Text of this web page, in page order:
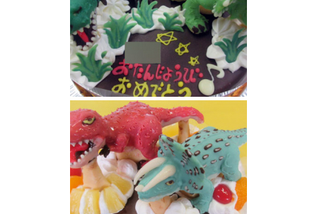
ティサノサウルスとトリケラトプス恐竜